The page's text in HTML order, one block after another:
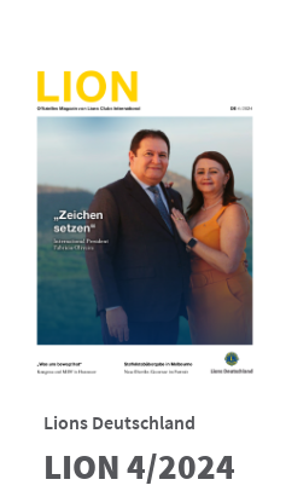
Lions Deutschland
LION 4/2024